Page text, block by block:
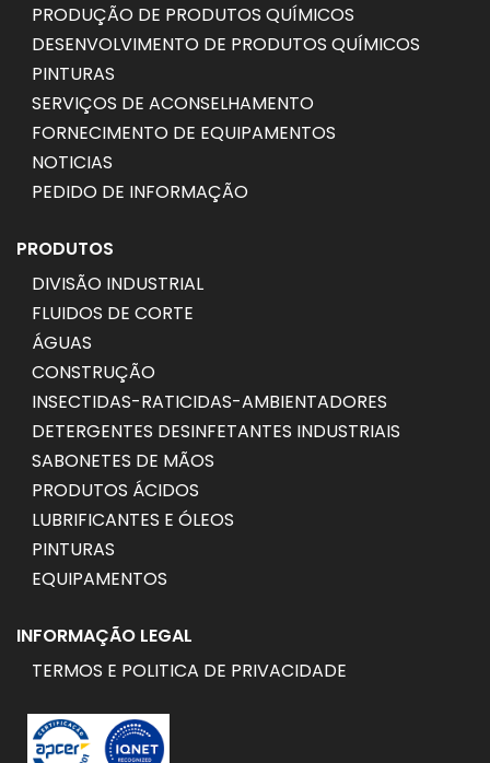
PRODUÇÃO DE PRODUTOS QUÍMICOS
DESENVOLVIMENTO DE PRODUTOS QUÍMICOS
PINTURAS
SERVIÇOS DE ACONSELHAMENTO
FORNECIMENTO DE EQUIPAMENTOS
NOTICIAS
PEDIDO DE INFORMAÇÃO
PRODUTOS
DIVISÃO INDUSTRIAL
FLUIDOS DE CORTE
ÁGUAS
CONSTRUÇÃO
INSECTIDAS-RATICIDAS-AMBIENTADORES
DETERGENTES DESINFETANTES INDUSTRIAIS
SABONETES DE MÃOS
PRODUTOS ÁCIDOS
LUBRIFICANTES E ÓLEOS
PINTURAS
EQUIPAMENTOS
INFORMAÇÃO LEGAL
TERMOS E POLITICA DE PRIVACIDADE